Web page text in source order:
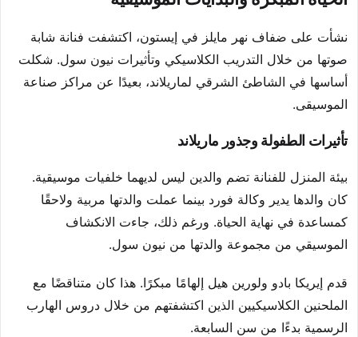
نشأت على ضفاف نهر مايلز في إيستون، اكتشفت فنانة شابة
صوتها من خلال التدريب الكلاسيكي وتأثيرات نيون سول. شكلت
أساسها في الشاطئ الشرقي لماريلاند، بعيدًا عن مراكز صناعة
الموسيقى.
تأثيرات الطفولة وجذور ماريلاند
بيئة المنزل للفنانة تضم والدين ليس لديهما خلفيات موسيقية.
كان والدها يدير وكالة فورد بينما عملت والدتها مربية ولاحقًا
كمساعدة في نهاية الحياة. ورغم ذلك، جاءت الانكشاف
الموسيقي من مجموعة والدتها من نيون سول.
قدم إيريكا بادو ولورين هيل إلهامًا مبكرًا. هذا كان متناقضًا مع
الملحنين الكلاسيكيين الذين اكتشفتهم من خلال دروس الهارب
الرسمية بدءًا من سن السابعة.